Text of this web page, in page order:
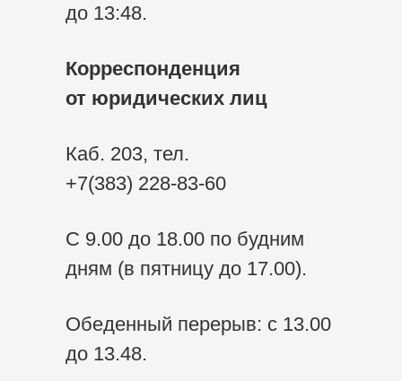
до 13:48.
Корреспонденция
от юридических лиц
Каб. 203, тел.
+7(383) 228-83-60
С 9.00 до 18.00 по будним
дням (в пятницу до 17.00).
Обеденный перерыв: с 13.00
до 13.48.